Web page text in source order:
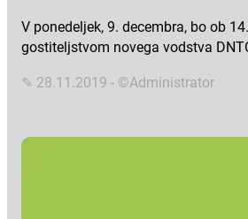
V ponedeljek, 9. decembra, bo ob
gostiteljstvom novega vodstva
✎ 28.11.2019 - ©Administrator